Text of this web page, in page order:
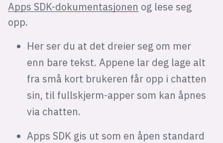
Apps SDK-dokumentasjonen og lese seg
opp.
Her ser du at det dreier seg om mer
enn bare tekst. Appene lar deg lage alt
fra små kort brukeren får opp i chatten
sin, til fullskjerm-apper som kan åpnes
via chatten.
Apps SDK gis ut som en åpen standard